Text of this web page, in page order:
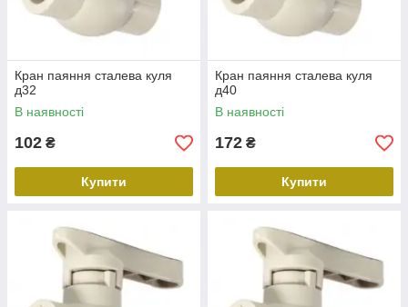
Кран паяння сталева куля
д32
В наявності
102 ₴
Купити
Кран паяння сталева куля
д40
В наявності
172 ₴
Купити